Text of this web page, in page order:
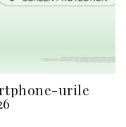
urile